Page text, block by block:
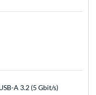
A 3.2 (5 Gbit/s)